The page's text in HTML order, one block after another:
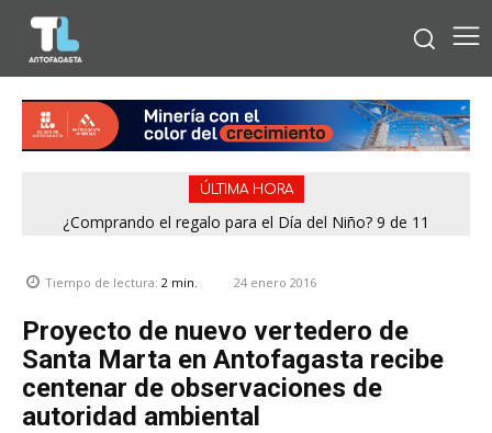
ÚLTIMA HORA
¿Comprando el regalo para el Día del Niño? 9 de 11
Tiempo de lectura: 2 min. 24 enero 2016
Proyecto de nuevo vertedero de
Santa Marta en Antofagasta recibe
centenar de observaciones de
autoridad ambiental